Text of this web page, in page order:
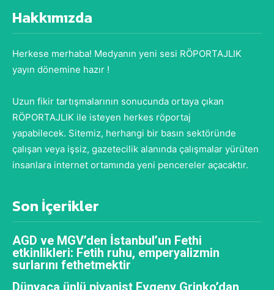
Hakkımızda
Herkese merhaba! Medyanın yeni sesi RÖPORTAJLIK
yayın dönemine hazır !
Uzun fikir tartışmalarının sonucunda ortaya çıkan
RÖPORTAJLIK ile isteyen herkes röportaj
yapabilecek. Sitemiz, herhangi bir basın sektöründe
çalışan veya işsiz, gazetecilik alanında çalışmalar yürüten
insanlara internet ortamında yeni pencereler açacaktır.
Son İçerikler
AGD ve MGV’den İstanbul’un Fethi
etkinlikleri: Fetih ruhu, emperyalizmin
surlarını fethetmektir
Dünyaca ünlü piyanist Evgeny Grinko’dan